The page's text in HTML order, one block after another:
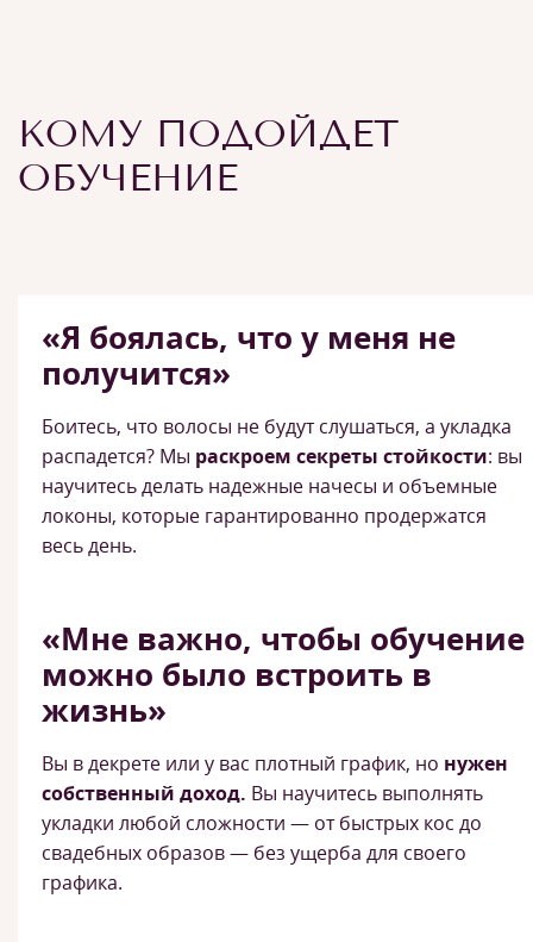
КОМУ ПОДОЙДЕТ
ОБУЧЕНИЕ
«Я боялась, что у меня не
получится»
Боитесь, что волосы не будут слушаться, а укладка
распадется? Мы раскроем секреты стойкости: вы
научитесь делать надежные начесы и объемные
локоны, которые гарантированно продержатся
весь день.
«Мне важно, чтобы обучение
можно было встроить в
жизнь»
Вы в декрете или у вас плотный график, но нужен
собственный доход. Вы научитесь выполнять
укладки любой сложности — от быстрых кос до
свадебных образов — без ущерба для своего
графика.